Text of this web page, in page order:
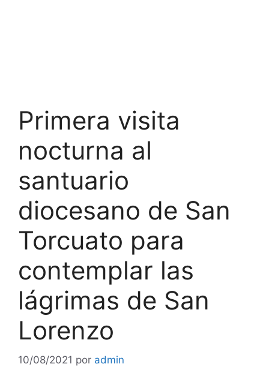
Primera visita
nocturna al
santuario
diocesano de San
Torcuato para
contemplar las
lágrimas de San
Lorenzo
10/08/2021 por admin